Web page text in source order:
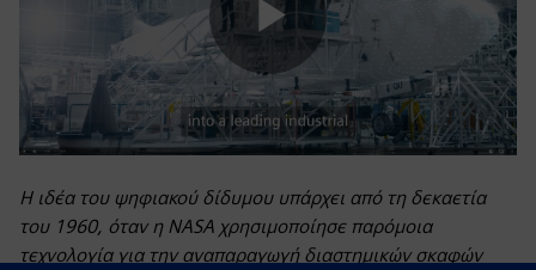
Play
Video
Η ιδέα του ψηφιακού δίδυμου υπάρχει από τη δεκαετία
του 1960, όταν η NASA χρησιμοποίησε παρόμοια
τεχνολογία για την αναπαραγωγή διαστημικών σκαφών